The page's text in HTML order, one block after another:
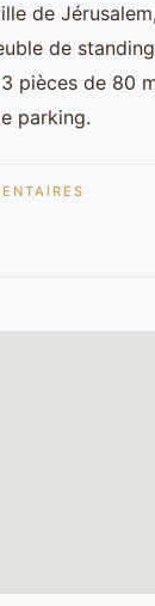
de
de
pièces de 80
parking.